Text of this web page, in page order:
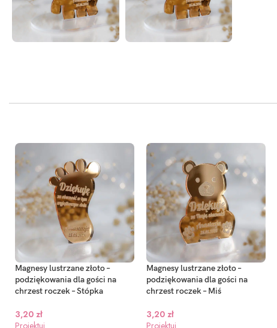
Magnesy lustrzane złoto –
podziękowania dla gości na
chrzest roczek – Stópka
3,20 zł
Projektuj
Magnesy lustrzane złoto –
podziękowania dla gości na
chrzest roczek – Miś
3,20 zł
Projektuj